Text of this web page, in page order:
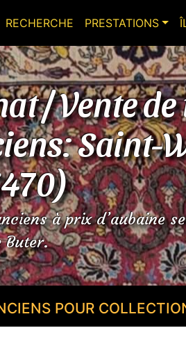
RECHERCHE PRESTATIONS
/ Vente
Saint-
à prix d’aubaine
Buter.
POUR